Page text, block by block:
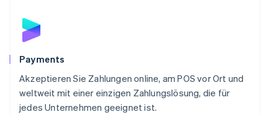
Payments
Akzeptieren Sie Zahlungen online, am POS vor Ort und
weltweit mit einer einzigen Zahlungslösung, die für
jedes Unternehmen geeignet ist.
Schweden
Schweiz
Singapur
English简体中文
Slowakei